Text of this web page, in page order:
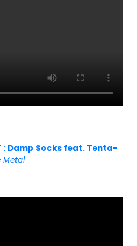
: Damp Socks feat. Tenta-
Metal